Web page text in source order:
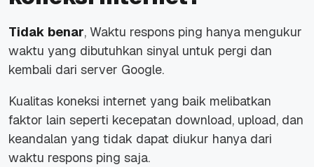
Tidak benar, Waktu respons ping hanya mengukur
waktu yang dibutuhkan sinyal untuk pergi dan
kembali dari server Google.
Kualitas koneksi internet yang baik melibatkan
faktor lain seperti kecepatan download, upload, dan
keandalan yang tidak dapat diukur hanya dari
waktu respons ping saja.